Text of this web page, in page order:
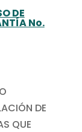
DE
No.
DE
QUE